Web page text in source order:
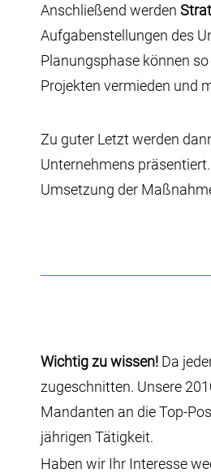
Anschließend werden
Aufgabenstellungen des
Planungsphase können
Projekten vermieden und
Zu guter Letzt werden
Unternehmens
Umsetzung der
Wichtig zu wissen! Da
zugeschnitten. Unsere
Mandanten an die Top-
jährigen Tätigkeit.
Haben wir Ihr Interesse